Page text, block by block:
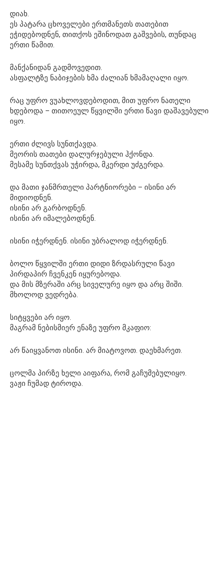
დიახ.
ეს პატარა ცხოველები ერთმანეთს თათებით
ეჭიდებოდნენ, თითქოს ეშინოდათ გაშვების, თუნდაც
ერთი წამით.
მანქანიდან გადმოვედით.
ასფალტზე ნაბიჯების ხმა ძალიან ხმამაღალი იყო.
რაც უფრო ვუახლოვდებოდით, მით უფრო ნათელი
ხდებოდა – თითოეულ წყვილში ერთი წავი დაშავებული
იყო.
ერთი ძლივს სუნთქავდა.
მეორის თათები დალურჯებული ჰქონდა.
მესამე სუნთქვას უჭირდა, მკერდი უძგერდა.
და მათი ჯანმრთელი პარტნიორები – ისინი არ
მიდიოდნენ.
ისინი არ გარბოდნენ.
ისინი არ იმალებოდნენ.
ისინი იჭერდნენ. ისინი უბრალოდ იჭერდნენ.
ბოლო წყვილში ერთი დიდი ზრდასრული წავი
პირდაპირ ჩვენკენ იყურებოდა.
და მის მზერაში არც სიველურე იყო და არც შიში.
მხოლოდ ვედრება.
სიტყვები არ იყო.
მაგრამ ნებისმიერ ენაზე უფრო მკაფიო:
არ წაიყვანოთ ისინი. არ მიატოვოთ. დაეხმარეთ.
ცოლმა პირზე ხელი აიფარა, რომ გაჩუმებულიყო.
ვაჟი ჩუმად ტიროდა.